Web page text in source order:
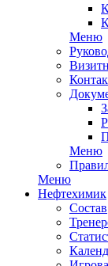
Меню
Меню
Меню
Нефтехимик
Состав